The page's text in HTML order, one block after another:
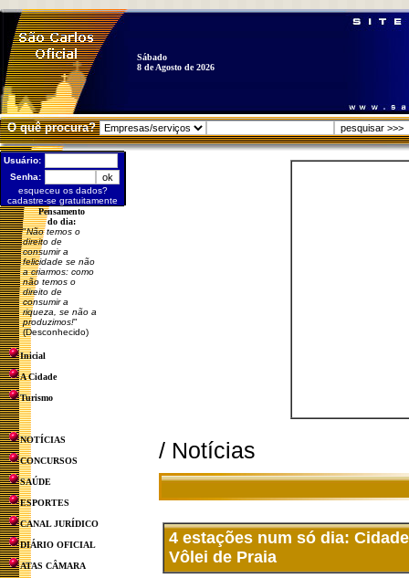
Sábado
8 de Agosto de 2026
O quê procura?
Usuário:
Senha:
esqueceu os dados?
cadastre-se gratuitamente
Pensamento
do dia:
"Não temos o
direito de
consumir a
felicidade se não
a criarmos: como
não temos o
direito de
consumir a
riqueza, se não a
produzimos!"
(Desconhecido)
Inicial
A Cidade
Turismo
NOTÍCIAS
CONCURSOS
SAÚDE
ESPORTES
CANAL JURÍDICO
DIÁRIO OFICIAL
ATAS CÂMARA
/ Notícias
4 estações num só dia:
Vôlei de Praia